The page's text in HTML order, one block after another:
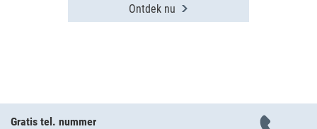
Ontdek nu
Gratis tel. nummer